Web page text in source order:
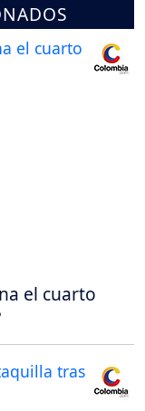
el cuarto